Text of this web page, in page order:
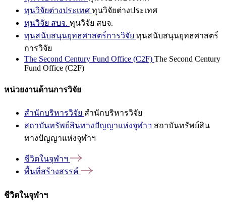
ทุนวิจัยต่างประเทศ ทุนวิจัยต่างประเทศ
ทุนวิจัย สบจ. ทุนวิจัย สบจ.
ทุนสนับสนุนยุทธศาสตร์การวิจัย ทุนสนับสนุนยุทธศาสตร์
การวิจัย
The Second Century Fund Office (C2F) The Second Century
Fund Office (C2F)
หน่วยงานด้านการวิจัย
สำนักบริหารวิจัย สำนักบริหารวิจัย
สถาบันทรัพย์สินทางปัญญาแห่งจุฬาฯ สถาบันทรัพย์สิน
ทางปัญญาแห่งจุฬาฯ
ชีวิตในจุฬาฯ
พื้นที่สร้างสรรค์
ชีวิตในจุฬาฯ